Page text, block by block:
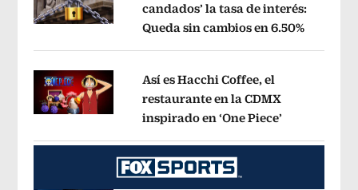
Opens in new window
candados’ la tasa de interés:
Queda sin cambios en 6.50%Opens
Opens in new window
Así es Hacchi Coffee, el
restaurante en la CDMX
inspirado en ‘One Piece’